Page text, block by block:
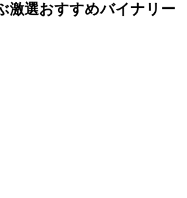
激選おすすめバイナリー